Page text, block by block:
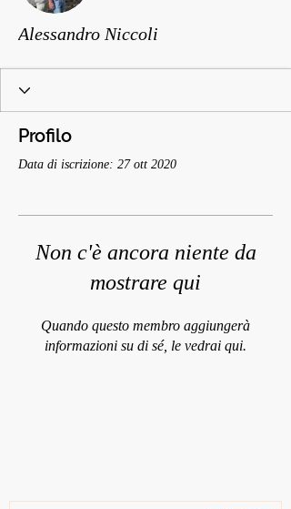
Alessandro Niccoli
Profilo
Data di iscrizione: 27 ott 2020
Non c'è ancora niente da
mostrare qui
Quando questo membro aggiungerà
informazioni su di sé, le vedrai qui.